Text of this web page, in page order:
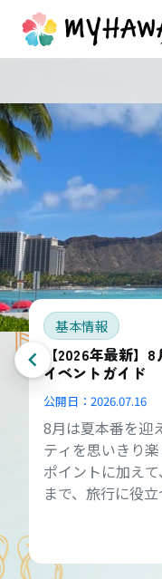
基本情報
【2026年最新】
イベントガイド
公開日： 2026.07.16
8月は夏本番を迎
ティを思いきり
ポイントに加え
まで、旅行に役